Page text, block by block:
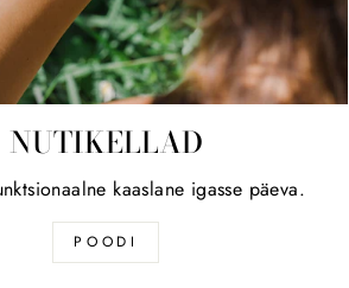
NUTIKELLAD
kaaslane igasse päeva.
POODI